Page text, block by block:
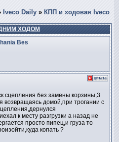
Iveco Daily » КПП и ходовая Iveco
ХОДОМ
Bes
сцепления без замены корзины,3
возвращаясь домой,при трогании с
к месту разгрузки а назад не
просто пипец,и груза то
копать ?